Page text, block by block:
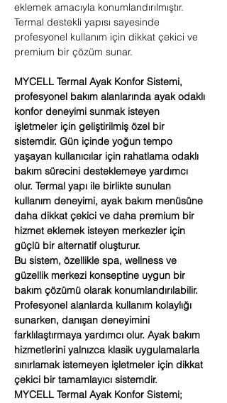
eklemek amacıyla konumlandırılmıştır.
Termal destekli yapısı sayesinde
profesyonel kullanım için dikkat çekici ve
premium bir çözüm sunar.
MYCELL Termal Ayak Konfor Sistemi,
profesyonel bakım alanlarında ayak odaklı
konfor deneyimi sunmak isteyen
işletmeler için geliştirilmiş özel bir
sistemdir. Gün içinde yoğun tempo
yaşayan kullanıcılar için rahatlama odaklı
bakım sürecini desteklemeye yardımcı
olur. Termal yapı ile birlikte sunulan
kullanım deneyimi, ayak bakım menüsüne
daha dikkat çekici ve daha premium bir
hizmet eklemek isteyen merkezler için
güçlü bir alternatif oluşturur.
Bu sistem, özellikle spa, wellness ve
güzellik merkezi konseptine uygun bir
bakım çözümü olarak konumlandırılabilir.
Profesyonel alanlarda kullanım kolaylığı
sunarken, danışan deneyimini
farklılaştırmaya yardımcı olur. Ayak bakım
hizmetlerini yalnızca klasik uygulamalarla
sınırlamak istemeyen işletmeler için dikkat
çekici bir tamamlayıcı sistemdir.
MYCELL Termal Ayak Konfor Sistemi;